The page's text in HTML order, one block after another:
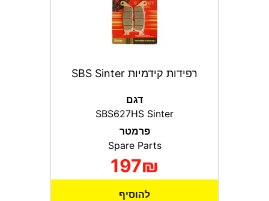
רפידות קידמיות SBS Sinter
דגם
SBS627HS Sinter
פרמטר
Spare Parts
197₪
להוסיף